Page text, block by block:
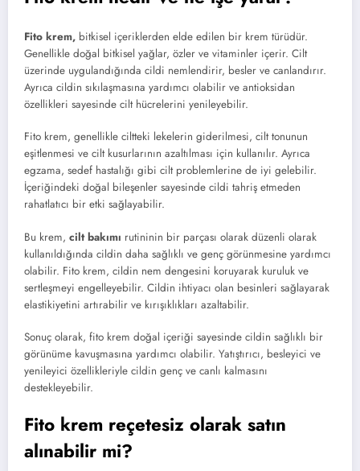
Fito krem, bitkisel içeriklerden elde edilen bir krem türüdür.
Genellikle doğal bitkisel yağlar, özler ve vitaminler içerir. Cilt
üzerinde uygulandığında cildi nemlendirir, besler ve canlandırır.
Ayrıca cildin sıkılaşmasına yardımcı olabilir ve antioksidan
özellikleri sayesinde cilt hücrelerini yenileyebilir.
Fito krem, genellikle ciltteki lekelerin giderilmesi, cilt tonunun
eşitlenmesi ve cilt kusurlarının azaltılması için kullanılır. Ayrıca
egzama, sedef hastalığı gibi cilt problemlerine de iyi gelebilir.
İçeriğindeki doğal bileşenler sayesinde cildi tahriş etmeden
rahatlatıcı bir etki sağlayabilir.
Bu krem, cilt bakımı rutininin bir parçası olarak düzenli olarak
kullanıldığında cildin daha sağlıklı ve genç görünmesine yardımcı
olabilir. Fito krem, cildin nem dengesini koruyarak kuruluk ve
sertleşmeyi engelleyebilir. Cildin ihtiyacı olan besinleri sağlayarak
elastikiyetini artırabilir ve kırışıklıkları azaltabilir.
Sonuç olarak, fito krem doğal içeriği sayesinde cildin sağlıklı bir
görünüme kavuşmasına yardımcı olabilir. Yatıştırıcı, besleyici ve
yenileyici özellikleriyle cildin genç ve canlı kalmasını
destekleyebilir.
Fito krem reçetesiz olarak satın
alınabilir mi?